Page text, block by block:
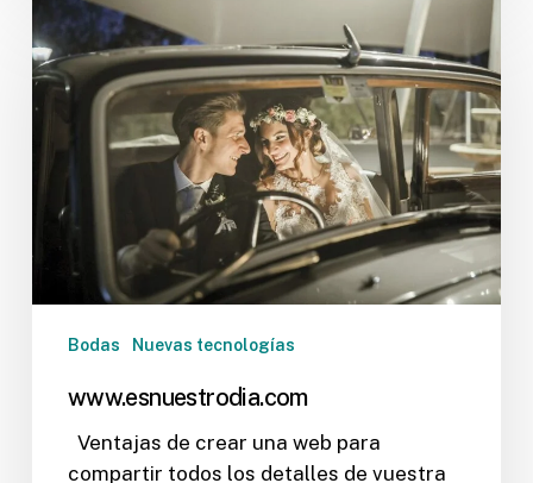
www.esnuestrodia.com
Bodas Nuevas tecnologías
www.esnuestrodia.com
Ventajas de crear una web para
compartir todos los detalles de vuestra